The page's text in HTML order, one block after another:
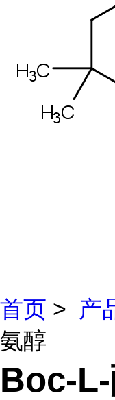
首页 > 产
氨醇
Boc-